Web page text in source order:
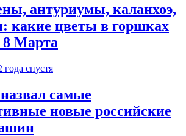
антуриумы, каланхоэ,
какие цветы в горшках
8 Марта
года спустя
самые
новые российские